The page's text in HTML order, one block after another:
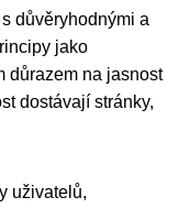
důvěryhodnými a
jako
důrazem na jasnost
dostávají stránky,
uživatelů,